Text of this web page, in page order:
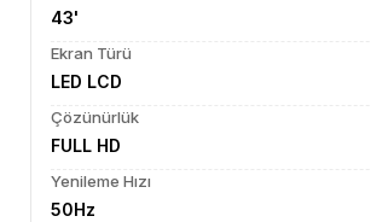
43'
Ekran Türü
LED LCD
Çözünürlük
FULL HD
Yenileme Hızı
50Hz